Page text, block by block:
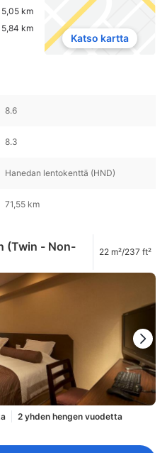
5,05 km
5,84 km
Katso kartta
8.6
8.3
Hanedan lentokenttä (HND)
71,55 km
(Twin - Non-
22 m²/237 ft²
2 yhden hengen vuodetta